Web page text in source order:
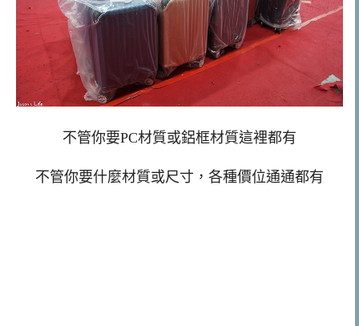
不管你要PC材質或鋁框材質這裡都有
不管你要什麼材質或尺寸，各種價位通通都有